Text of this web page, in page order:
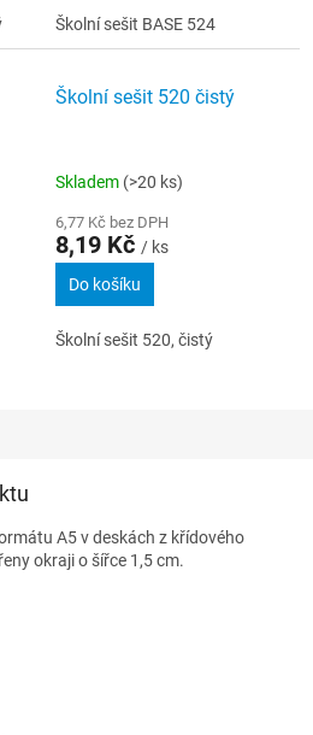
Školní sešit BASE 524
Školní sešit 520 čistý
Skladem (>20 ks)
6,77 Kč bez DPH
8,19 Kč / ks
Do košíku
Školní sešit 520, čistý
A5 v deskách z křídového
okraji o šířce 1,5 cm.